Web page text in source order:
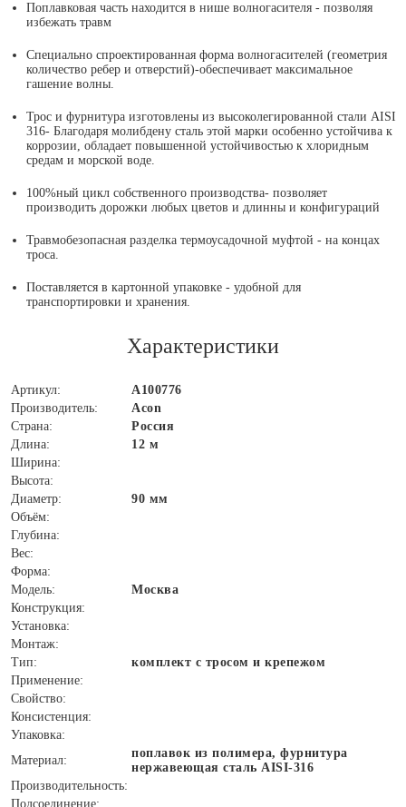
Поплавковая часть находится в нише волногасителя - позволяя
избежать травм
Специально спроектированная форма волногасителей (геометрия
количество ребер и отверстий)-обеспечивает максимальное
гашение волны.
Трос и фурнитура изготовлены из высоколегированной стали AISI
316- Благодаря молибдену сталь этой марки особенно устойчива к
коррозии, обладает повышенной устойчивостью к хлоридным
средам и морской воде.
100%ный цикл собственного производства- позволяет
производить дорожки любых цветов и длинны и конфигураций
Травмобезопасная разделка термоусадочной муфтой - на концах
троса.
Поставляется в картонной упаковке - удобной для
транспортировки и хранения.
Характеристики
Артикул:
А100776
Производитель:
Acon
Страна:
Россия
Длина:
12 м
Ширина:
Высота:
Диаметр:
90 мм
Объём:
Глубина:
Вес:
Форма:
Модель:
Москва
Конструкция:
Установка:
Монтаж:
Тип:
комплект с тросом и крепежом
Применение:
Свойство:
Консистенция:
Упаковка:
Материал:
поплавок из полимера, фурнитура
нержавеющая сталь AISI-316
Производительность:
Подсоединение: